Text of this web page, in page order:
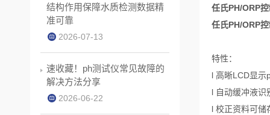
任氏PH/ORP
任氏PH/ORP
特性：
l 高晰LCD显示
l 自动缓冲液识
l 校正资料可储
结构作用保障水质检测数据精
准可靠
2026-07-13
速收藏！ph测试仪常见故障的
解决方法分享
2026-06-22